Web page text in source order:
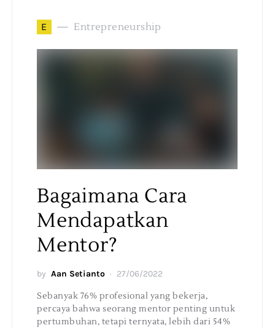
E Entrepreneurship
Bagaimana Cara
Mendapatkan
Mentor?
by Aan Setianto 27/06/2022
Sebanyak 76% profesional yang bekerja,
percaya bahwa seorang mentor penting untuk
pertumbuhan, tetapi ternyata, lebih dari 54%